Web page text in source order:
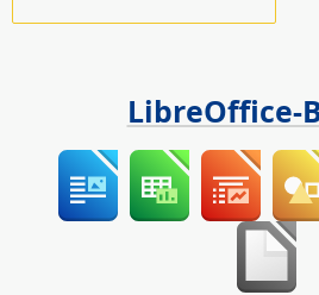
LibreOffice-